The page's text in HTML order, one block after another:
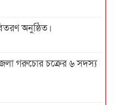
অনুষ্ঠিত।
গরুচোর চক্রের ৬ সদস্য